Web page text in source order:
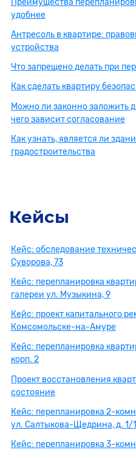
удобнее
Антресоль в квартире:
устройства
Что запрещено делать при
Как сделать квартиру
Можно ли законно заложить
чего зависит согласование
Как узнать, является ли
градостроительства
Кейсы
Кейс: обследование
Суворова, 73
Кейс: перепланировка
галереи ул. Музыкина, 9
Кейс: проект капитального
Комсомольске-на-Амуре
Кейс: перепланировка
корп. 2
Проект восстановления
состояние
Кейс: перепланировка 2-
ул. Салтыкова-Щедрина, д. 1/
Кейс: перепланировка 3-